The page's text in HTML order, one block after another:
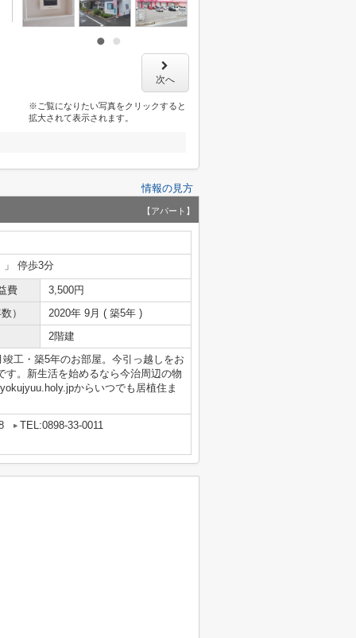
次へ
※ご覧になりたい写真をクリックすると
拡大されて表示されます。
情報の見方
【アパート】
」 停歩3分
費
3,500円
）
2020年 9月 ( 築5年 )
2階建
工・築5年のお部屋。今引っ越しをお
。新生活を始めるなら今治周辺の物
からいつでも居植住ま
TEL:0898-33-0011